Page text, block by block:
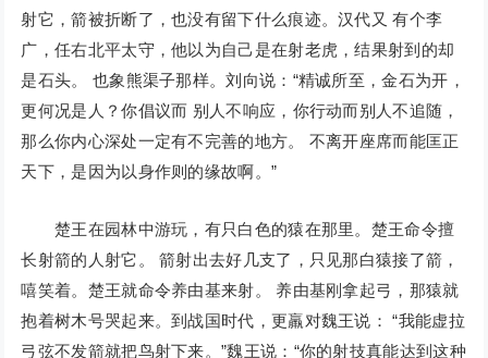
射它，箭被折断了，也没有留下什么痕迹。汉代又 有个李
广，任右北平太守，他以为自己是在射老虎，结果射到的却
是石头。 也象熊渠子那样。刘向说：“精诚所至，金石为开，
更何况是人？你倡议而 别人不响应，你行动而别人不追随，
那么你内心深处一定有不完善的地方。 不离开座席而能匡正
天下，是因为以身作则的缘故啊。”
楚王在园林中游玩，有只白色的猿在那里。楚王命令擅
长射箭的人射它。 箭射出去好几支了，只见那白猿接了箭，
嘻笑着。楚王就命令养由基来射。 养由基刚拿起弓，那猿就
抱着树木号哭起来。到战国时代，更羸对魏王说： “我能虚拉
弓弦不发箭就把鸟射下来。”魏王说：“你的射技真能达到这种